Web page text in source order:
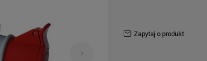
zapytaj o produkt